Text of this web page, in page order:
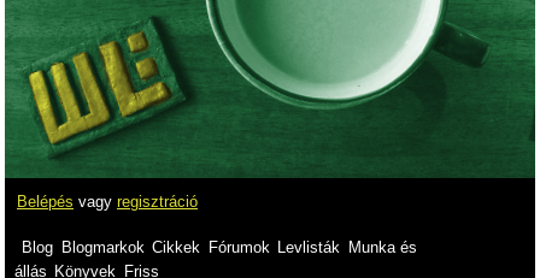
Belépés vagy regisztráció
Blog Blogmarkok Cikkek Fórumok Levlisták
Munka és
állás Könyvek Friss